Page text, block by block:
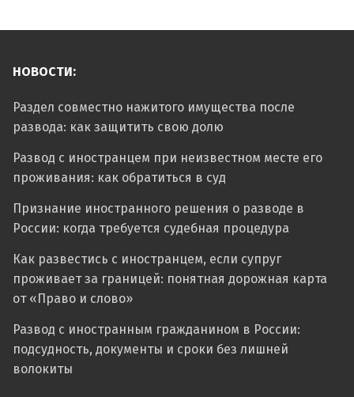
НОВОСТИ:
Раздел совместно нажитого имущества после
развода: как защитить свою долю
Развод с иностранцем при неизвестном месте его
проживания: как обратиться в суд
Признание иностранного решения о разводе в
России: когда требуется судебная процедура
Как развестись с иностранцем, если супруг
проживает за границей: понятная дорожная карта
от «Право и слово»
Развод с иностранным гражданином в России:
подсудность, документы и сроки без лишней
волокиты